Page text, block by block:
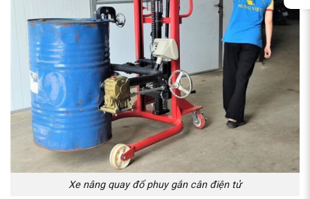
Xe nâng quay đổ phuy gắn cân điện tử